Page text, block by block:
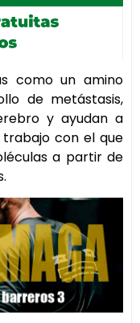
como un amino
de metástasis,
y ayudan a
con el que
a partir de